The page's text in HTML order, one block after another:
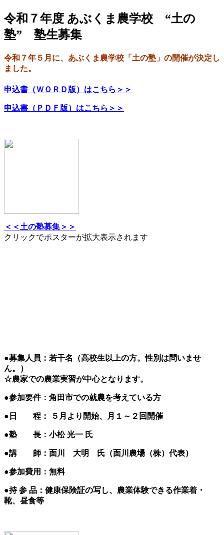
令和７年度 あぶくま農学校 “土の
塾” 塾生募集
令和７年５月に、あぶくま農学校「土の塾」の開催が決定し
ました。
申込書（ＷＯＲＤ版）はこちら＞＞
申込書（ＰＤＦ版）はこちら＞＞
＜＜土の塾募集＞＞
クリックでポスターが拡大表示されます
●募集人員：若干名（高校生以上の方。性別は問いませ
ん。）
☆農家での農業実習が中心となります。
●参加要件：角田市での就農を考えている方
●日 程： ５月より開始、月１～２回開催
●塾 長：小松 光一 氏
●講 師：面川 大明 氏（面川農場（株）代表）
●参加費用：無料
●持 参 品：健康保険証の写し、農業体験できる作業着・
靴、昼食等